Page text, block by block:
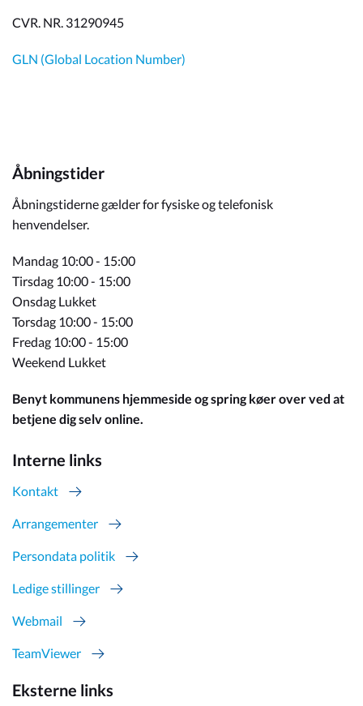
CVR. NR. 31290945
GLN (Global Location Number)
Åbningstider
Åbningstiderne gælder for fysiske og telefonisk
henvendelser.
Mandag 10:00 - 15:00
Tirsdag 10:00 - 15:00
Onsdag Lukket
Torsdag 10:00 - 15:00
Fredag 10:00 - 15:00
Weekend Lukket
Benyt kommunens hjemmeside og spring køer over ved at
betjene dig selv online.
Interne links
Kontakt
Arrangementer
Persondata politik
Ledige stillinger
Webmail
TeamViewer
Eksterne links